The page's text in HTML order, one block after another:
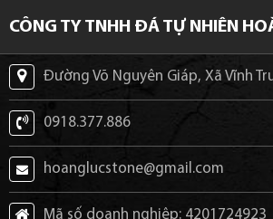
CÔNG TY TNHH ĐÁ TỰ NHIÊN
Đường Võ Nguyên Giáp, Xã Vĩnh
0918.377.886
hoanglucstone@gmail.com
Mã số doanh nghiệp: 4201724923